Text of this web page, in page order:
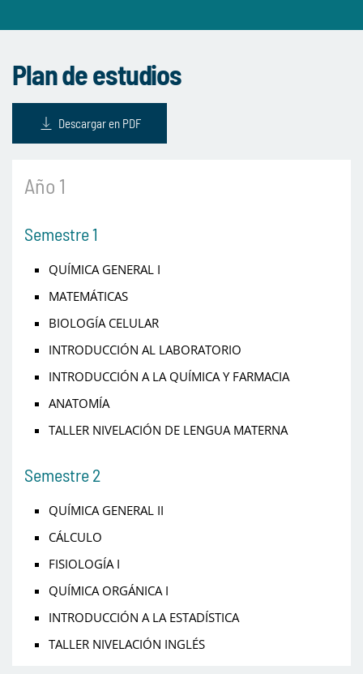
Plan de estudios
Descargar en PDF
Año 1
Semestre 1
QUÍMICA GENERAL I
MATEMÁTICAS
BIOLOGÍA CELULAR
INTRODUCCIÓN AL LABORATORIO
INTRODUCCIÓN A LA QUÍMICA Y FARMACIA
ANATOMÍA
TALLER NIVELACIÓN DE LENGUA MATERNA
Semestre 2
QUÍMICA GENERAL II
CÁLCULO
FISIOLOGÍA I
QUÍMICA ORGÁNICA I
INTRODUCCIÓN A LA ESTADÍSTICA
TALLER NIVELACIÓN INGLÉS